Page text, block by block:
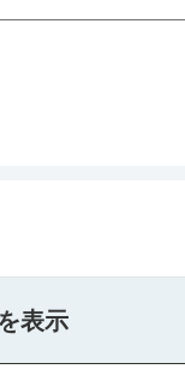
表示